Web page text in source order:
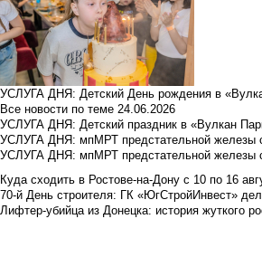
УСЛУГА ДНЯ: Детский День рождения в
Все новости по теме 24.06.2026
УСЛУГА ДНЯ: Детский праздник в «Вулкан
УСЛУГА ДНЯ: мпМРТ предстательной железы с
УСЛУГА ДНЯ: мпМРТ предстательной железы с
Куда сходить в Ростове-на-Дону с 10 по 16
70-й День строителя: ГК «ЮгСтройИнвест»
Лифтер-убийца из Донецка: история жуткого